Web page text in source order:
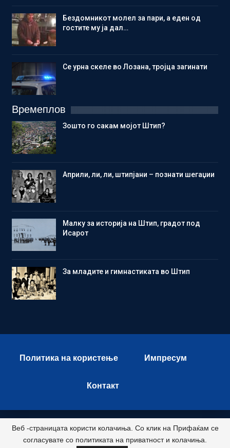
Бездомникот молел за пари, а еден од
гостите му ја дал…
Се урна скеле во Лозана, тројца загинати
Времеплов
Зошто го сакам мојот Штип?
Aприли, ли, ли, штипјани – познати шегаџии
Малку за историја на Штип, градот под
Исарот
Зa младите и гимнастиката во Штип
Политика на користење Импресум
Контакт
© 2026 - Istok Press. All Rights Reserved.
Развиено и хостирано од
Веб -страницата користи колачиња. Со клик на Прифаќам се
согласувате со политиката на приватност и колачиња.